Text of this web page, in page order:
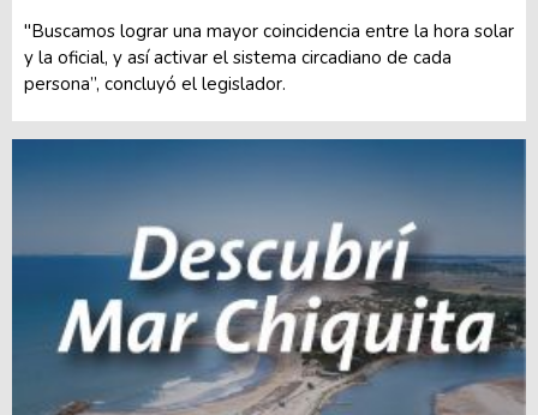
"Buscamos lograr una mayor coincidencia entre la hora solar
y la oficial, y así activar el sistema circadiano de cada
persona”, concluyó el legislador.